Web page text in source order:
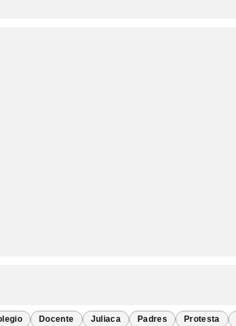
Docente Juliaca Padres Protesta